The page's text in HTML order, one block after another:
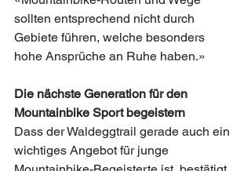
sollten entsprechend nicht durch
Gebiete führen, welche besonders
hohe Ansprüche an Ruhe haben.»
Die nächste Generation für den
Mountainbike Sport begeistern
Dass der Waldeggtrail gerade auch ein
wichtiges Angebot für junge